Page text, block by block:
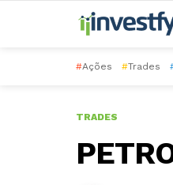
#Ações #Trades
TRADES